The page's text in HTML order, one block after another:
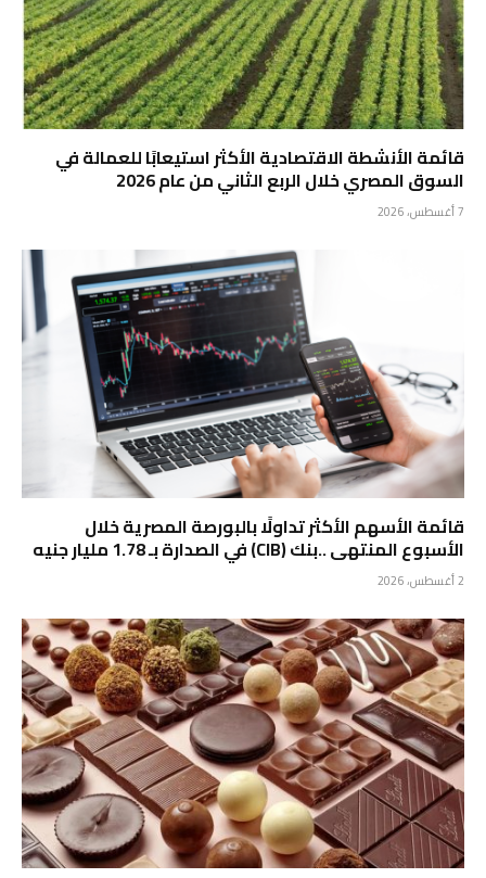
قائمة الأنشطة الاقتصادية الأكثر استيعابًا للعمالة في
السوق المصري خلال الربع الثاني من عام 2026
7 أغسطس، 2026
قائمة الأسهم الأكثر تداولًا بالبورصة المصرية خلال
الأسبوع المنتهى ..بنك (CIB) في الصدارة بـ 1.78 مليار جنيه
2 أغسطس، 2026